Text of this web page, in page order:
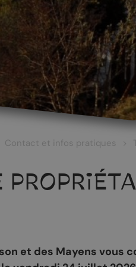
CULTURE
Contact et infos pratiques
et des Mayens